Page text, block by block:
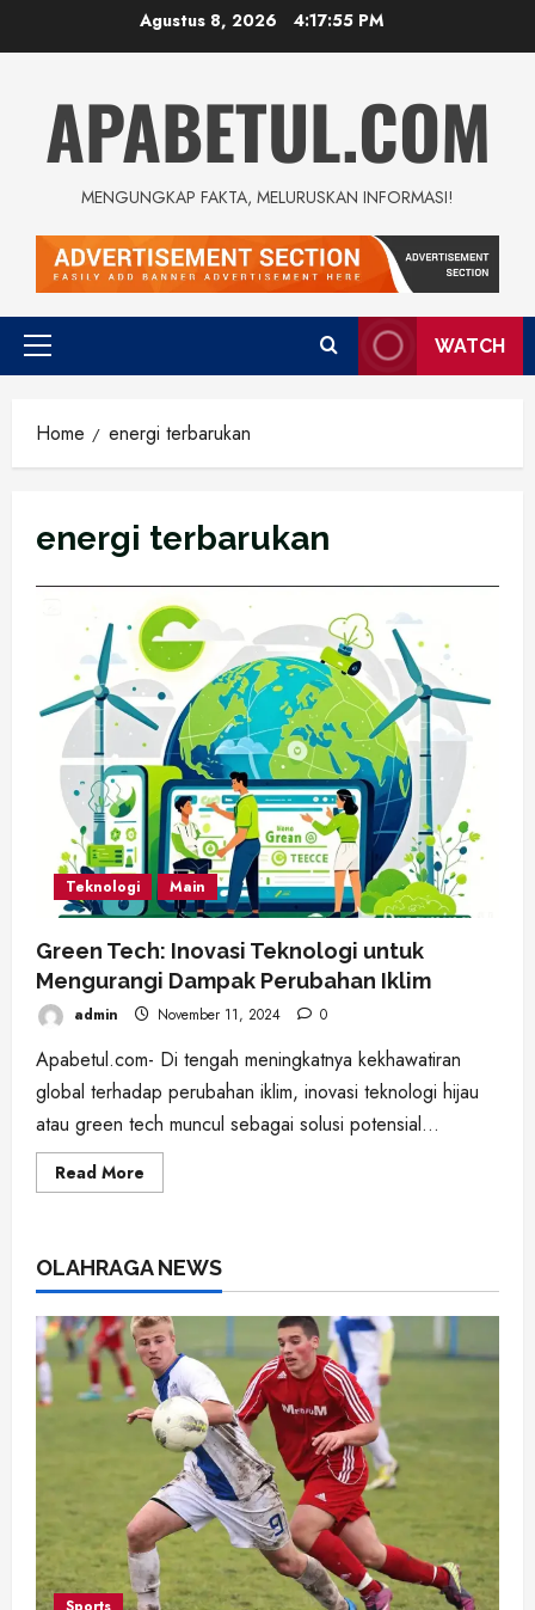
to
Agustus 8, 2026 4:17:56 PM
APABETUL.COM
MENGUNGKAP FAKTA, MELURUSKAN INFORMASI!
Primary
WATCH
Home energi terbarukan
energi terbarukan
Teknologi Main
Green Tech: Inovasi Teknologi untuk
Mengurangi Dampak Perubahan Iklim
admin November 11, 2024 0
Apabetul.com- Di tengah meningkatnya kekhawatiran
global terhadap perubahan iklim, inovasi teknologi hijau
atau green tech muncul sebagai solusi potensial...
Read More
more
Inovasi
Teknologi
untuk
Dampak
Perubahan
Iklim
OLAHRAGA NEWS